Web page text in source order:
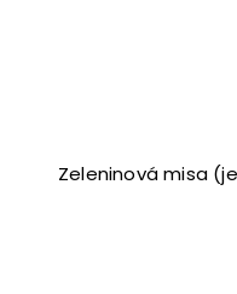
Zeleninová misa